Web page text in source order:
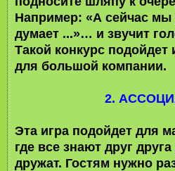
Например: «А сейчас мы
думает ...»… и звучит
Такой конкурс подойдет
для большой компании.
2.
Эта игра подойдет для
где все знают друг
дружат. Гостям нужно